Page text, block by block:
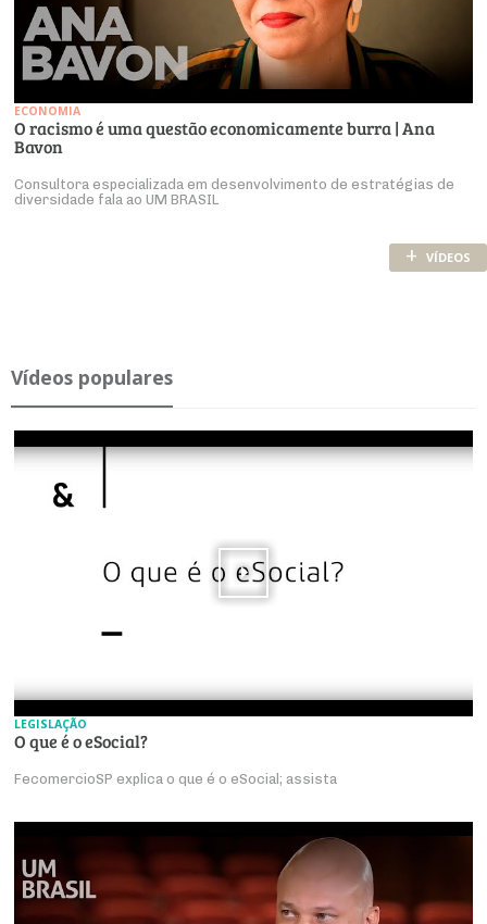
ECONOMIA
O racismo é uma questão economicamente burra | Ana
Bavon
Consultora especializada em desenvolvimento de estratégias de
diversidade fala ao UM BRASIL
+ VÍDEOS
Ví­deos po­pu­lares
LEGISLAÇÃO
O que é o eSocial?
FecomercioSP explica o que é o eSocial; assista